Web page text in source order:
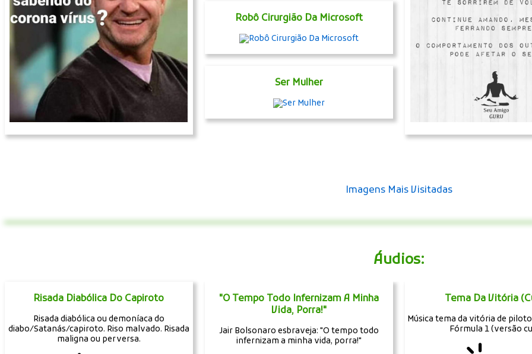
Robô Cirurgião Da Microsoft
Ser Mulher
Imagens Mais Visitadas
Áudios:
Risada Diabólica Do Capiroto
Risada diabólica ou demoníaca do
diabo/Satanás/capiroto. Riso malvado. Risada
maligna ou perversa.
"O Tempo Todo Infernizam A Minha
Vida, Porra!"
Jair Bolsonaro esbraveja: "O tempo todo
infernizam a minha vida, porra!"
Tema Da Vitória
Música tema da vitória de
Fórmula 1 (versão